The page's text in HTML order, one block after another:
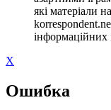
які матеріали
інформаційних
X
Ошибка